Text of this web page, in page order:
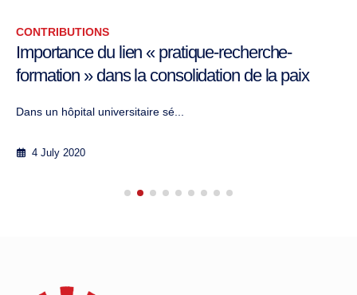
CONTRIBUTIONS
Importance du lien « pratique-recherche-
formation » dans la consolidation de la paix
Dans un hôpital universitaire sé...
4 July 2020